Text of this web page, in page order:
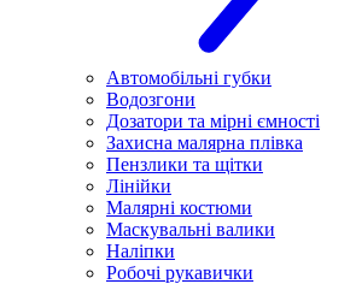
Автомобільні губки
Водозгони
Дозатори та мірні ємності
Захисна малярна плівка
Пензлики та щітки
Лінійки
Малярні костюми
Маскувальні валики
Наліпки
Робочі рукавички